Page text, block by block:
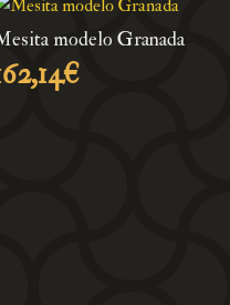
modelo Granada
€